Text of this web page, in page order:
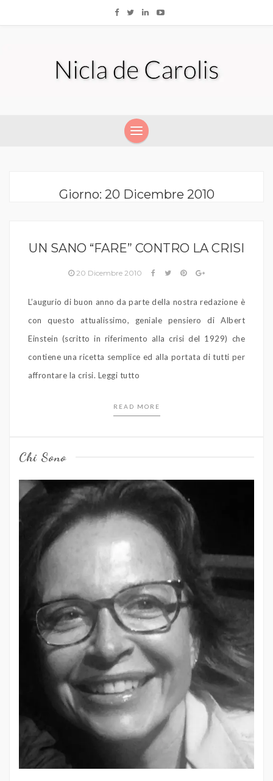
Giorno: 20 Dicembre 2010
UN SANO “FARE” CONTRO LA CRISI
20 Dicembre 2010
L’augurio di buon anno da parte della nostra redazione è
con questo attualissimo, geniale pensiero di Albert
Einstein (scritto in riferimento alla crisi del 1929) che
contiene una ricetta semplice ed alla portata di tutti per
affrontare la crisi. Leggi tutto
READ MORE
Chi Sono